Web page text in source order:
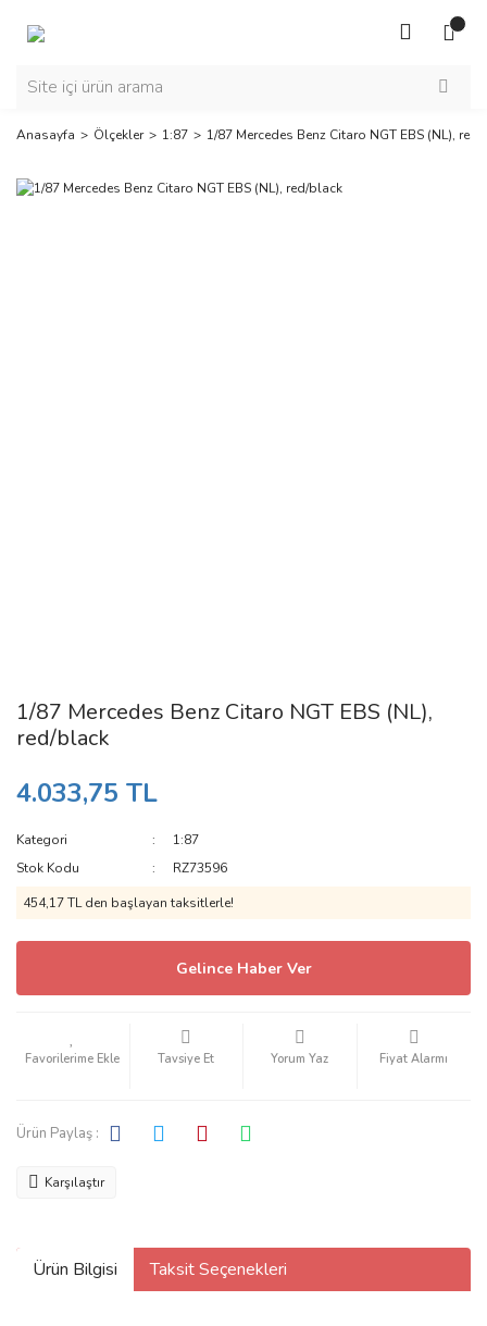
Anasayfa Ölçekler 1:87 1/87 Mercedes Benz Citaro NGT EBS (NL),
1/87 Mercedes Benz Citaro NGT EBS (NL),
red/black
4.033,75 TL
Kategori
1:87
Stok Kodu
RZ73596
454,17 TL den başlayan taksitlerle!
Gelince Haber Ver
Tavsiye Et Yorum Yaz Fiyat Alarmı
Ürün Paylaş :
Karşılaştır
Ürün Bilgisi Taksit Seçenekleri